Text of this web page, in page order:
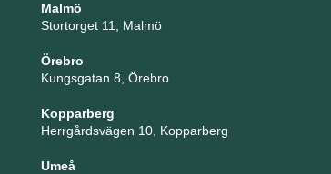
Malmö
Stortorget 11, Malmö
Örebro
Kungsgatan 8, Örebro
Kopparberg
Herrgårdsvägen 10, Kopparberg
Umeå